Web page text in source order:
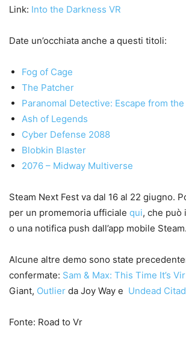
Link: Into the Darkness VR
Date un’occhiata anche a questi titoli:
Fog of Cage
The Patcher
Paranomal Detective: Escape from the
Ash of Legends
Cyber Defense 2088
Blobkin Blaster
2076 – Midway Multiverse
Steam Next Fest va dal 16 al 22 giugno.
per un promemoria ufficiale qui, che può
o una notifica push dall’app mobile Steam.
Alcune altre demo sono state
confermate: Sam & Max: This Time It’s
Giant, Outlier da Joy Way e Undead
Fonte: Road to Vr